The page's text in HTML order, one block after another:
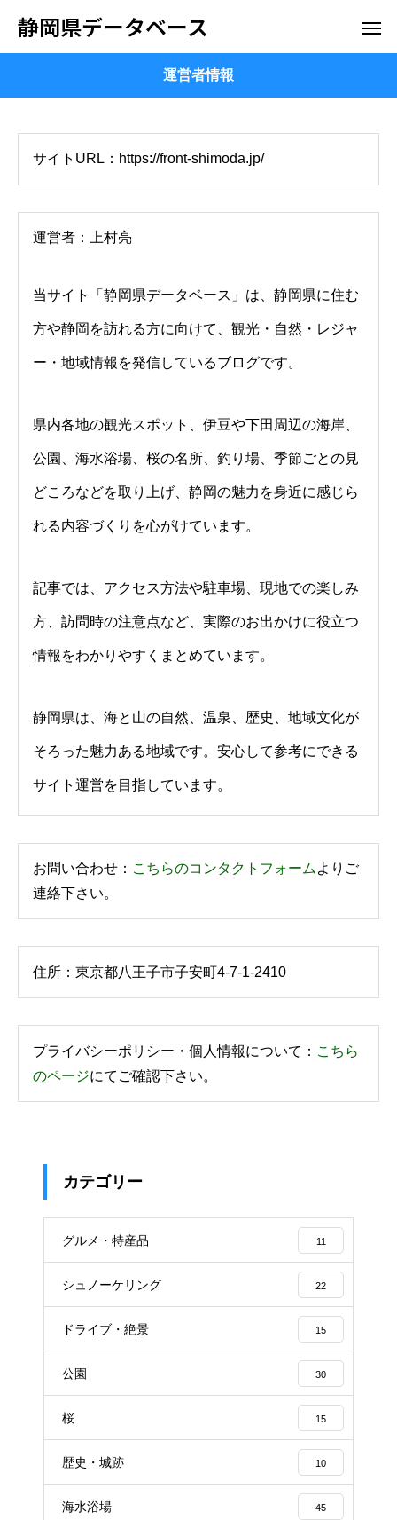
静岡県データベース
運営者情報
サイトURL：https://front-shimoda.jp/
運営者：上村亮
当サイト「静岡県データベース」は、静岡県に住む
方や静岡を訪れる方に向けて、観光・自然・レジャ
ー・地域情報を発信しているブログです。
県内各地の観光スポット、伊豆や下田周辺の海岸、
公園、海水浴場、桜の名所、釣り場、季節ごとの見
どころなどを取り上げ、静岡の魅力を身近に感じら
れる内容づくりを心がけています。
記事では、アクセス方法や駐車場、現地での楽しみ
方、訪問時の注意点など、実際のお出かけに役立つ
情報をわかりやすくまとめています。
静岡県は、海と山の自然、温泉、歴史、地域文化が
そろった魅力ある地域です。安心して参考にできる
サイト運営を目指しています。
お問い合わせ： こちらのコンタクトフォーム よりご
連絡下さい。
住所：東京都八王子市子安町4-7-1-2410
プライバシーポリシー・個人情報について： こちら
のページにてご確認下さい。
カテゴリー
グルメ・特産品 11
シュノーケリング 22
ドライブ・絶景 15
公園 30
桜 15
歴史・城跡 10
海水浴場 45